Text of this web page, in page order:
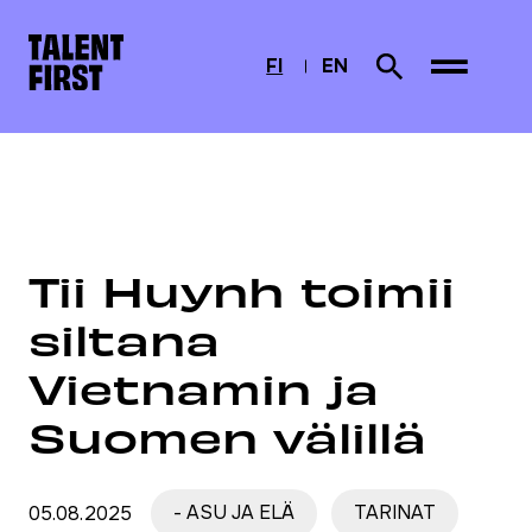
Etusivulle
FI
CURRENTLY SELECTED
SUOMI
EN
ENGLISH
Search from site
Tii Huynh toimii
siltana
Vietnamin ja
Suomen välillä
05.08.2025 - ASU JA ELÄ TARINAT